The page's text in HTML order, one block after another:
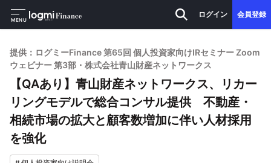
MENU
ログイン 会員登録
提供：ログミーFinance 第65回 個人投資家向けIRセミナー Zoom
ウェビナー 第3部・株式会社青山財産ネットワークス
【QAあり】青山財産ネットワークス、リカー
リングモデルで総合コンサル提供 不動産・
相続市場の拡大と顧客数増加に伴い人材採用
を強化